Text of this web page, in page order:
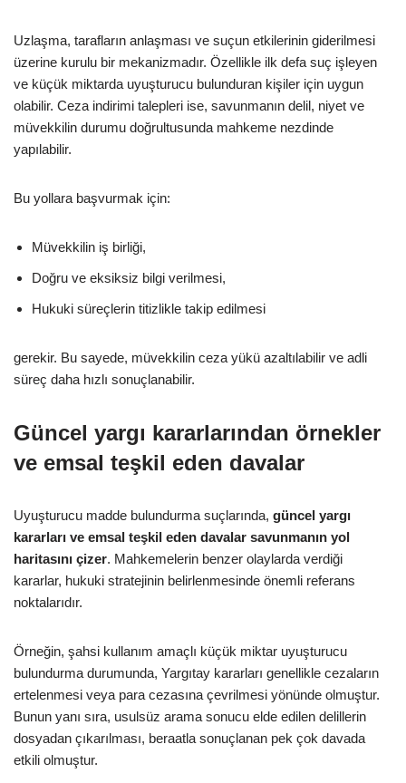
Uzlaşma, tarafların anlaşması ve suçun etkilerinin giderilmesi
üzerine kurulu bir mekanizmadır. Özellikle ilk defa suç işleyen
ve küçük miktarda uyuşturucu bulunduran kişiler için uygun
olabilir. Ceza indirimi talepleri ise, savunmanın delil, niyet ve
müvekkilin durumu doğrultusunda mahkeme nezdinde
yapılabilir.
Bu yollara başvurmak için:
Müvekkilin iş birliği,
Doğru ve eksiksiz bilgi verilmesi,
Hukuki süreçlerin titizlikle takip edilmesi
gerekir. Bu sayede, müvekkilin ceza yükü azaltılabilir ve adli
süreç daha hızlı sonuçlanabilir.
Güncel yargı kararlarından örnekler
ve emsal teşkil eden davalar
Uyuşturucu madde bulundurma suçlarında, güncel yargı
kararları ve emsal teşkil eden davalar savunmanın yol
haritasını çizer. Mahkemelerin benzer olaylarda verdiği
kararlar, hukuki stratejinin belirlenmesinde önemli referans
noktalarıdır.
Örneğin, şahsi kullanım amaçlı küçük miktar uyuşturucu
bulundurma durumunda, Yargıtay kararları genellikle cezaların
ertelenmesi veya para cezasına çevrilmesi yönünde olmuştur.
Bunun yanı sıra, usulsüz arama sonucu elde edilen delillerin
dosyadan çıkarılması, beraatla sonuçlanan pek çok davada
etkili olmuştur.